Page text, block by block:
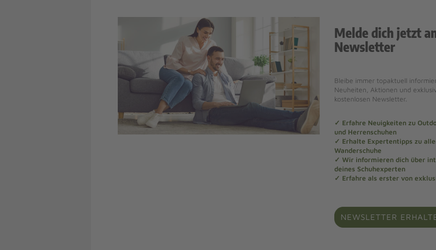
Melde dich jetzt
Newsletter
Bleibe immer topaktuell
Neuheiten, Aktionen und
kostenlosen Newsletter.
✓ Erfahre Neuigkeiten zu
und Herrenschuhen
✓ Erhalte Expertentipps zu
Wanderschuhe
✓ Wir informieren dich über
deines Schuhexperten
✓ Erfahre als erster von
NEWSLETTER